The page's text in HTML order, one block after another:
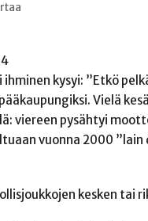
kysyi: ”Etkö
Vielä
viereen pysähtyi
vuonna 2000
kesken tai